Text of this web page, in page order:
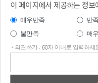
이 페이지에서 제공하는 정
매우만족 만족
불만족
매
* 의견쓰기 : 60자 이내로 입력하세